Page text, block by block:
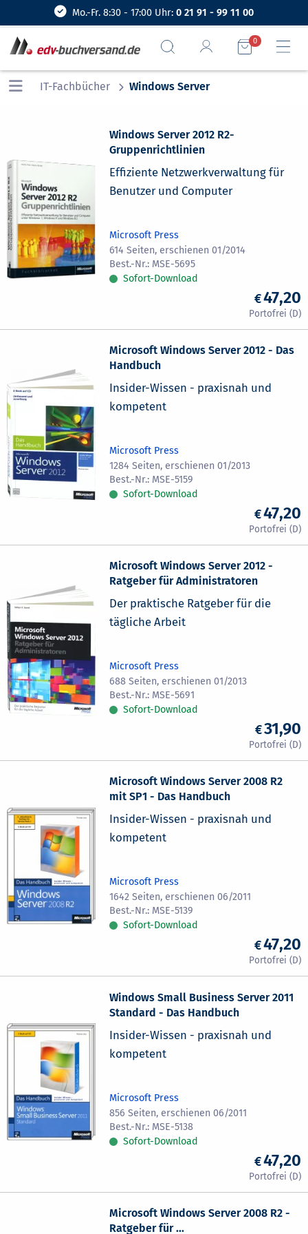
Mo.-Fr. 8:30 - 17:00 Uhr: 0 21 91 - 99 11 00
0
IT-Fachbücher Windows Server
Windows Server 2012 R2-
Gruppenrichtlinien
Effiziente Netzwerkverwaltung für
Benutzer und Computer
Microsoft Press
614 Seiten, erschienen 01/2014
MSE-5695
Sofort-Download
47,20
Microsoft Windows Server 2012 - Das
Handbuch
Insider-Wissen - praxisnah und
kompetent
Microsoft Press
1284 Seiten, erschienen 01/2013
MSE-5159
Sofort-Download
47,20
Microsoft Windows Server 2012 -
Ratgeber für Administratoren
Der praktische Ratgeber für die
tägliche Arbeit
Microsoft Press
688 Seiten, erschienen 01/2013
MSE-5691
Sofort-Download
31,90
Microsoft Windows Server 2008 R2
mit SP1 - Das Handbuch
Insider-Wissen - praxisnah und
kompetent
Microsoft Press
1642 Seiten, erschienen 06/2011
MSE-5139
Sofort-Download
47,20
Windows Small Business Server 2011
Standard - Das Handbuch
Insider-Wissen - praxisnah und
kompetent
Microsoft Press
856 Seiten, erschienen 06/2011
MSE-5138
Sofort-Download
47,20
Microsoft Windows Server 2008 R2 -
Ratgeber für ...